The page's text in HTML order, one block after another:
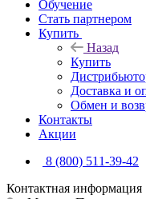
Обучение
Стать партнером
Купить
Назад
Купить
Доставка и
Обмен и
Контакты
Акции
8 (800) 511-39-42
Контактная информация